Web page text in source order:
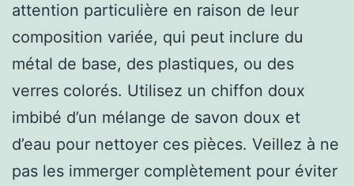
attention particulière en raison de leur
composition variée, qui peut inclure du
métal de base, des plastiques, ou des
verres colorés. Utilisez un chiffon doux
imbibé d’un mélange de savon doux et
d’eau pour nettoyer ces pièces. Veillez à ne
pas les immerger complètement pour éviter